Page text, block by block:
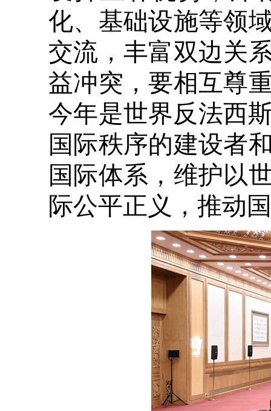
化、基础设施等领
交流，丰富双边关
益冲突，要相互尊
今年是世界反法西
国际秩序的建设者
国际体系，维护以
际公平正义，推动